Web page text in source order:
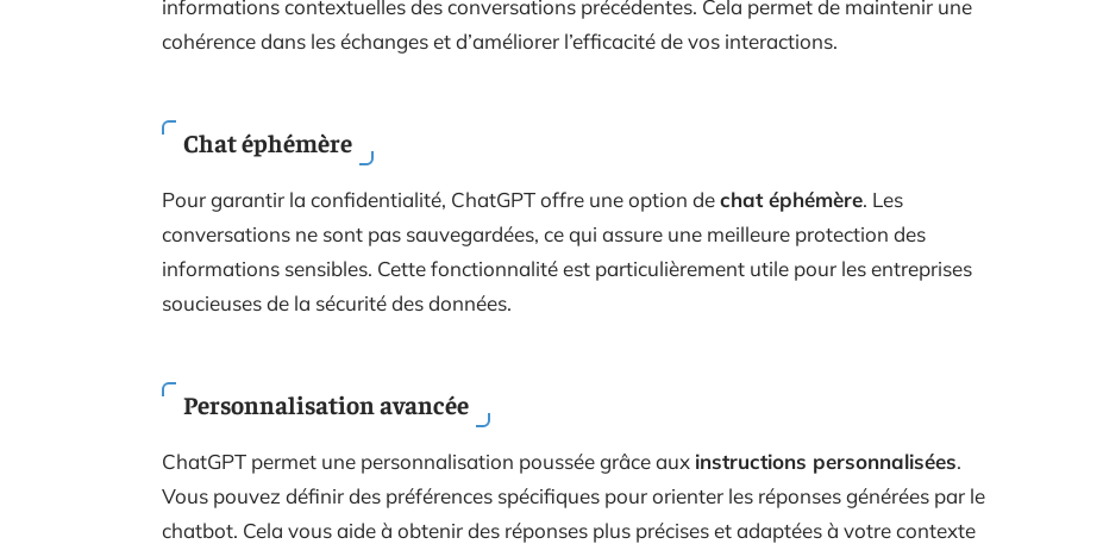
informations contextuelles des conversations précédentes. Cela permet de maintenir une
cohérence dans les échanges et d’améliorer l’efficacité de vos interactions.
Chat éphémère
Pour garantir la confidentialité, ChatGPT offre une option dechat éphémère. Les
conversations ne sont pas sauvegardées, ce qui assure une meilleure protection des
informations sensibles. Cette fonctionnalité est particulièrement utile pour les entreprises
soucieuses de la sécurité des données.
Personnalisation avancée
ChatGPT permet une personnalisation poussée grâce aux instructions personnalisées.
Vous pouvez définir des préférences spécifiques pour orienter les réponses générées par le
chatbot. Cela vous aide à obtenir des réponses plus précises et adaptées à votre contexte